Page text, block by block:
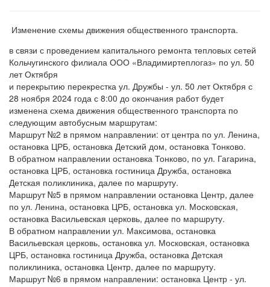
Изменение схемы движения общественного транспорта.
в связи с проведением капитального ремонта тепловых сетей
Кольчугинского филиала ООО «Владимиртеплогаз» по ул. 50
лет Октября
и перекрытию перекрестка ул. Дружбы - ул. 50 лет Октября с
28 ноября 2024 года с 8:00 до окончания работ будет
изменена схема движения общественного транспорта по
следующим автобусным маршрутам:
Маршрут №2 в прямом направлении: от центра по ул. Ленина,
остановка ЦРБ, остановка Детский дом, остановка Тонково.
В обратном направлении остановка Тонково, по ул. Гагарина,
остановка ЦРБ, остановка гостиница Дружба, остановка
Детская поликлиника, далее по маршруту.
Маршрут №5 в прямом направлении остановка Центр, далее
по ул. Ленина, остановка ЦРБ, остановка ул. Московская,
остановка Васильевская церковь, далее по маршруту.
В обратном направлении ул. Максимова, остановка
Васильевская церковь, остановка ул. Московская, остановка
ЦРБ, остановка гостиница Дружба, остановка Детская
поликлиника, остановка Центр, далее по маршруту.
Маршрут №6 в прямом направлении: остановка Центр - ул.